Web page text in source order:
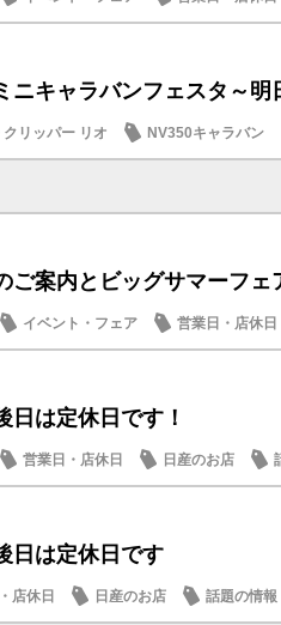
ニキャラバンフェスタ～明
クリッパー リオ
NV350キャラバン
・フェア
ご案内とビッグサマーフェ
イベント・フェア 営業日・店休日
日は定休日です！
営業日・店休日 日産のお店
日は定休日です
店休日 日産のお店 話題の情報